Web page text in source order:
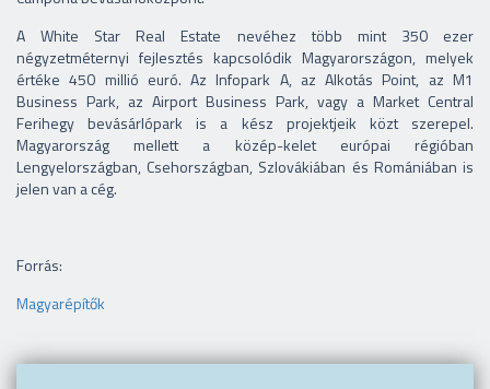
A White Star Real Estate nevéhez több mint 350 ezer
négyzetméternyi fejlesztés kapcsolódik Magyarországon, melyek
értéke 450 millió euró. Az Infopark A, az Alkotás Point, az M1
Business Park, az Airport Business Park, vagy a Market Central
Ferihegy bevásárlópark is a kész projektjeik közt szerepel.
Magyarország mellett a közép-kelet európai régióban
Lengyelországban, Csehországban, Szlovákiában és Romániában is
jelen van a cég.
Forrás:
Magyarépítők